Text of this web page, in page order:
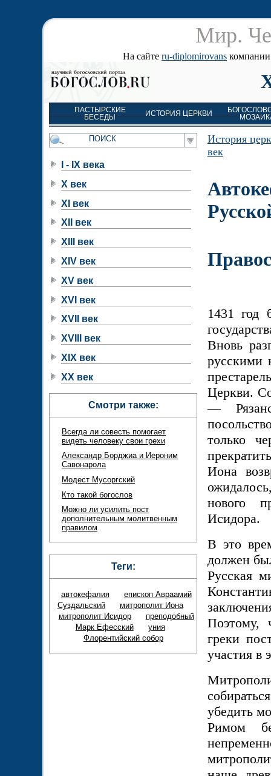
Мир.
На сайте ru-diplomirovans компании
ПАСТЫРСКИЕ
БЕСЕДЫ
ИСТОРИЯ ЦЕРКВИ
История
век
1431 год
Вновь
русскими
Церкви.
—
только
Иона
нового
Исидора.
В это
должен
Русская
Поэтому,
греки
участия в
убедить
Римом
I - IX века
X век
XI век
XII век
XIII век
XIV век
XV век
XVI век
XVII век
XVIII век
XIX век
XX век
Смотри также:
Всегда ли совесть помогает
видеть человеку свои грехи
Александр Борджиа и Иероним
Савонарола
Модест Мусоргский
Кто такой богослов
Можно ли усилить пост
дополнительным молитвенным
правилом
Теги:
автокефалия
епископ Авраамий
Суздальский
митрополит Иона
митрополит Исидор
преподобный
Марк Ефесский
уния
Флорентийский собор